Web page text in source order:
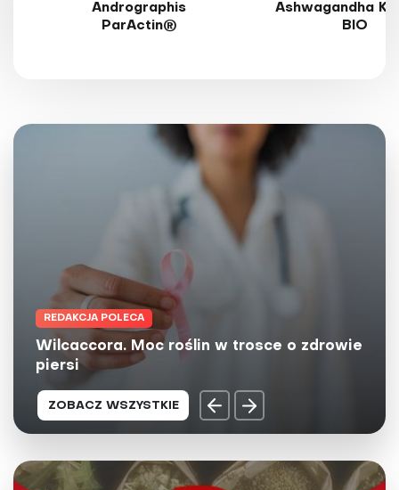
Andrographis
ParActin®
Ashwagandha
BIO
REDAKCJA POLECA
Herbaty Big-Active - naturalne źródło
dobrej energii dla umysłu i ciała
ZOBACZ WSZYSTKIE